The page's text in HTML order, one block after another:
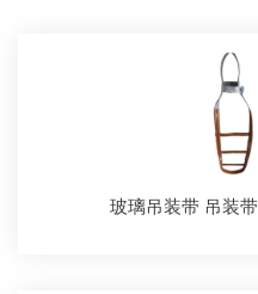
玻璃吊装带 吊装